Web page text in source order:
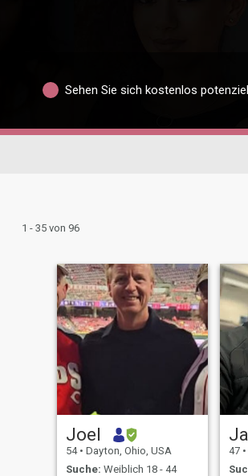
Sehen Sie sich kostenlos
1 - 35 von 96
Joel
54 • Dayton, Ohio, USA
Suche: Weiblich 18 - 44
47 •